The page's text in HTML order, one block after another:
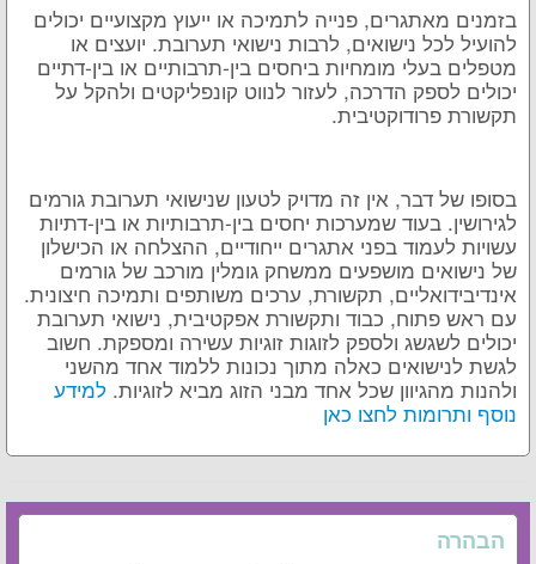
בזמנים מאתגרים, פנייה לתמיכה או ייעוץ מקצועיים יכולים
להועיל לכל נישואים, לרבות נישואי תערובת. יועצים או
מטפלים בעלי מומחיות ביחסים בין-תרבותיים או בין-דתיים
יכולים לספק הדרכה, לעזור לנווט קונפליקטים ולהקל על
תקשורת פרודוקטיבית.
בסופו של דבר, אין זה מדויק לטעון שנישואי תערובת גורמים
לגירושין. בעוד שמערכות יחסים בין-תרבותיות או בין-דתיות
עשויות לעמוד בפני אתגרים ייחודיים, ההצלחה או הכישלון
של נישואים מושפעים ממשחק גומלין מורכב של גורמים
אינדיבידואליים, תקשורת, ערכים משותפים ותמיכה חיצונית.
עם ראש פתוח, כבוד ותקשורת אפקטיבית, נישואי תערובת
יכולים לשגשג ולספק לזוגות זוגיות עשירה ומספקת. חשוב
לגשת לנישואים כאלה מתוך נכונות ללמוד אחד מהשני
ולהנות מהגיוון שכל אחד מבני הזוג מביא לזוגיות. למידע
נוסף ותרומות לחצו כאן
הבהרה